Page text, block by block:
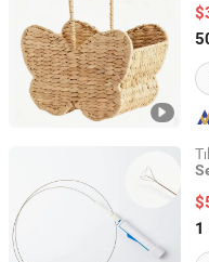
Shandong, China
1
Suzhou Ruizhuoyuan
Jiangsu, China